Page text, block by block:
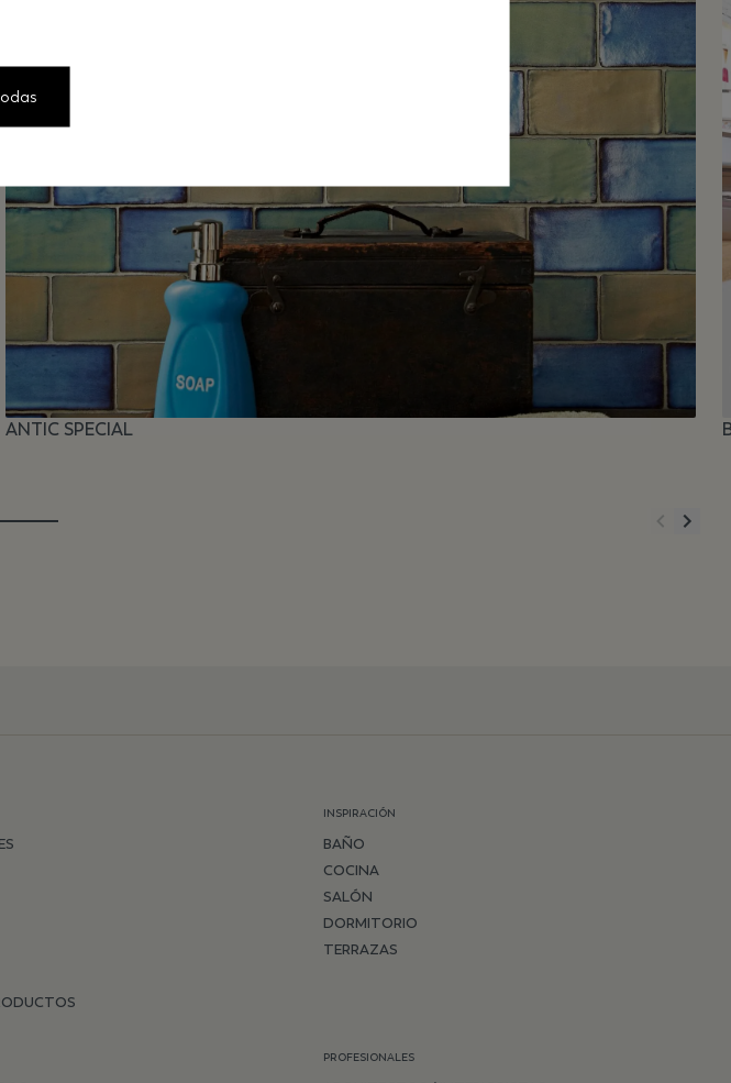
ANTIC SPECIAL
INSPIRACIÓN
BAÑO
COCINA
SALÓN
DORMITORIO
TERRAZAS
PROFESIONALES